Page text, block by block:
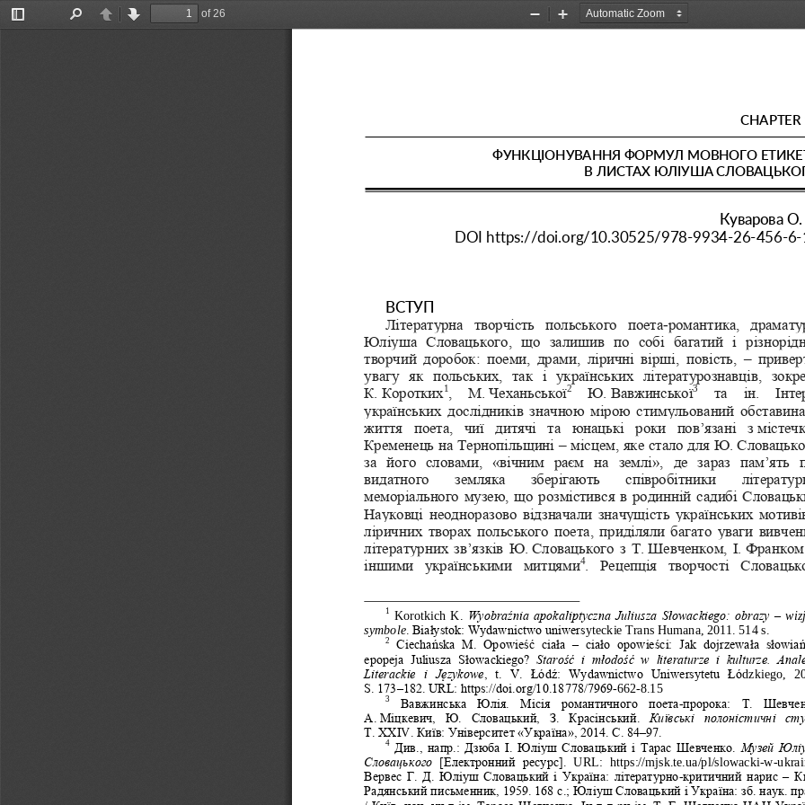
Toggle
PreviousNext
of 26
Zoom
Zoom
CHAPTER
ФУНКЦІОНУВАННЯ ФОРМУЛ МОВНОГО
В ЛИСТАХ ЮЛІУША СЛОВАЦ
Куварова О.
DOI https://doi.org/10.30525/978-9934-26-456-6-
ВСТУП
Літературна  творчість  польського  поета-романтика,
Юліуша  Словацького,  що  залишив  по  собі  багатий  і
творчий  доробок:  поеми,  драми,  ліричні  вірші,  повість,  ‒
увагу  як  польських,  так  і  українських  літературознавців,
К. Коротких1,  М. Чеханьської2 Ю. Вавжинської3
та  ін.
українських дослідників значною мірою стимульований
життя  поета,  чиї  дитячі  та  юнацькі  роки  пов’язані  з
Кременець на Тернопільщині – місцем, яке стало для Ю.
за  його  словами,  «вічним  раєм  на  землі»,  де  зараз  пам’ять
видатного    земляка    зберігають    співробітники
меморіального музею, що розмістився в родинній садибі
Науковці неодноразово відзначали значущість українських
ліричних творах польського поета, приділяли багато уваги
літературних зв’язків Ю. Словацького з Т. Шевченком, І. Франком
іншими  українськими  митцями4.  Рецепція  творчості
1 Korotkich  K. Wyobraźnia apokaliptyczna Juliusza Słowackiego: obrazy –
symbole. Białystok: Wydawnictwo uniwersyteckie Trans Humana, 2011. 514 s.
2 Ciechańska  M.  Opowieść  ciała – ciało  opowieści:  Jak  dojrzewała
epopeja  Juliusza  Słowackiego? Starość  i  młodość  w  literaturze  i  kulturze.
Literackie  i  Językowe ,  t.  V.  Łódź:  Wydawnictwo  Uniwersytetu  Łódzkiego,
S. 173‒182. URL: https://doi.org/10.18778/7969-662-8.15
3 Вавжинська  Юлія.  Місія  романтичного  поета-пророка:  Т.
А. Міцкевич,  Ю.  Словацький,  З.  Красінський. Київські  полоністичні
Т. ХХІV . Київ: Університет «Україна», 2014. С. 84‒97.
4 Див., напр.: Дзюба І. Юліуш Словацький і Тарас Шевченко.
Музей
Словацького [Електронний  ресурс]. URL:  https://mjsk.te.ua/pl/slowacki-w-
Вервес Г. Д. Юліуш Словацький і Україна: літературно-критичний нарис –
Радянський письменник, 1959. 168 с.; Юліуш Словацький і Україна: зб. наук.